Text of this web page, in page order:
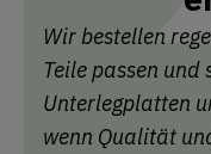
Wir bestellen
Teile passen
Unterlegplatten
wenn Qualität